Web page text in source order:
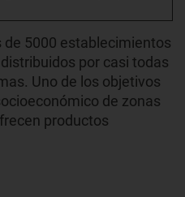
de 5000 establecimientos
distribuidos por casi todas
Uno de los objetivos
de zonas
productos